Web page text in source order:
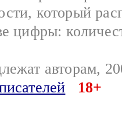
который
цифры:
авторам,
18+